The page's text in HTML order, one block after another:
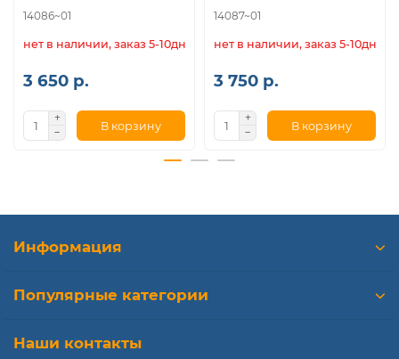
14086~01
нет в наличии, заказ 5-10дн.
3 650 р.
В корзину
14087~01
нет в наличии, заказ 5-10дн.
3 750 р.
В корзину
Информация
Популярные категории
Наши контакты